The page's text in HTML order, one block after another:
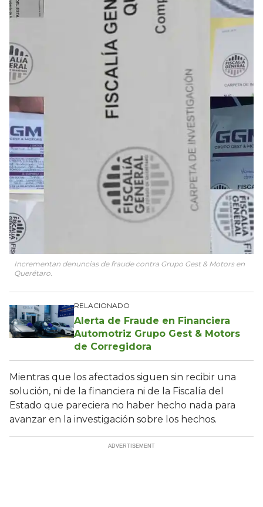
Incrementan denuncias de fraude contra Grupo Gest & Motors en
Querétaro.
RELACIONADO
Alerta de Fraude en Financiera
Automotriz Grupo Gest & Motors
de Corregidora
Mientras que los afectados siguen sin recibir una
solución, ni de la financiera ni de la Fiscalía del
Estado que pareciera no haber hecho nada para
avanzar en la investigación sobre los hechos.